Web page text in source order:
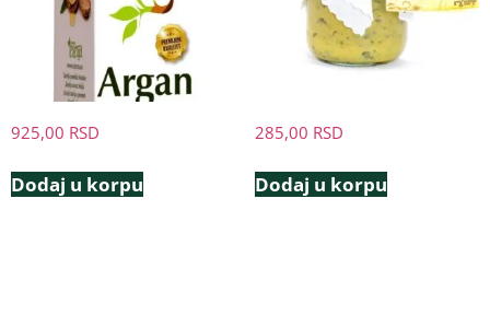
925,00 RSD
Dodaj u korpu
285,00 RSD
Dodaj u korpu